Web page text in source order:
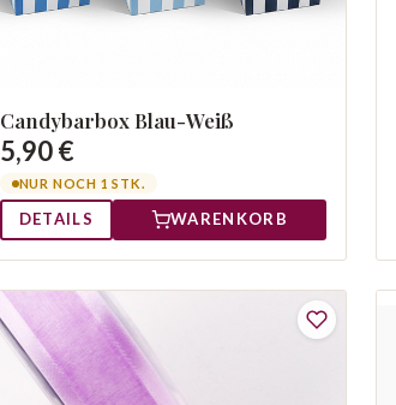
Candybarbox Blau-Weiß
5,90 €
NUR NOCH 1 STK.
DETAILS WARENKORB